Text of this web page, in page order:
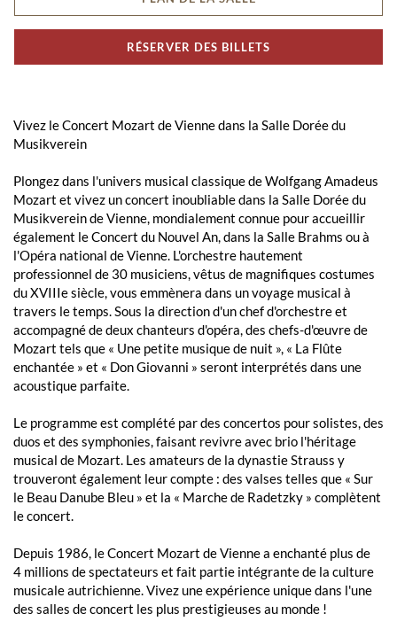
RÉSERVER DES BILLETS
Vivez le Concert Mozart de Vienne dans la Salle Dorée du
Musikverein
Plongez dans l'univers musical classique de Wolfgang Amadeus
Mozart et vivez un concert inoubliable dans la Salle Dorée du
Musikverein de Vienne, mondialement connue pour accueillir
également le Concert du Nouvel An, dans la Salle Brahms ou à
l'Opéra national de Vienne. L'orchestre hautement
professionnel de 30 musiciens, vêtus de magnifiques costumes
du XVIIIe siècle, vous emmènera dans un voyage musical à
travers le temps. Sous la direction d'un chef d'orchestre et
accompagné de deux chanteurs d'opéra, des chefs-d'œuvre de
Mozart tels que « Une petite musique de nuit », « La Flûte
enchantée » et « Don Giovanni » seront interprétés dans une
acoustique parfaite.
Le programme est complété par des concertos pour solistes, des
duos et des symphonies, faisant revivre avec brio l'héritage
musical de Mozart. Les amateurs de la dynastie Strauss y
trouveront également leur compte : des valses telles que « Sur
le Beau Danube Bleu » et la « Marche de Radetzky » complètent
le concert.
Depuis 1986, le Concert Mozart de Vienne a enchanté plus de
4 millions de spectateurs et fait partie intégrante de la culture
musicale autrichienne. Vivez une expérience unique dans l'une
des salles de concert les plus prestigieuses au monde !